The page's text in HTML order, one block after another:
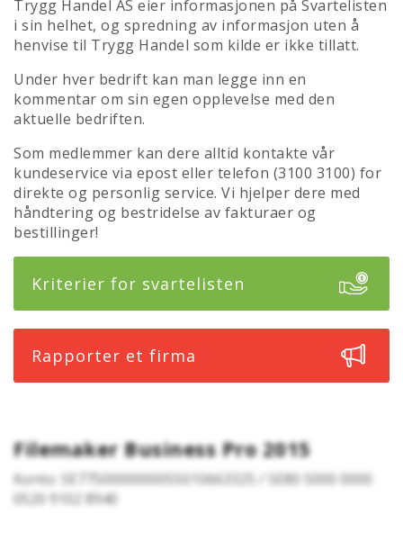
Trygg Handel AS eier informasjonen på Svartelisten
i sin helhet, og spredning av informasjon uten å
henvise til Trygg Handel som kilde er ikke tillatt.
Under hver bedrift kan man legge inn en
kommentar om sin egen opplevelse med den
aktuelle bedriften.
Som medlemmer kan dere alltid kontakte vår
kundeservice via epost eller telefon (3100 3100) for
direkte og personlig service. Vi hjelper dere med
håndtering og bestridelse av fakturaer og
bestillinger!
Kriterier for svartelisten
Rapporter et firma
Filemaker Business Pro 2015
Konto: SE7750000000055010663325 / SE80 5000 0000
0520 9102 8940